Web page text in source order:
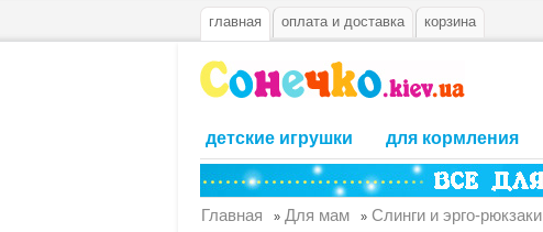
главная оплата и доставка корзина
детские игрушки для кормления
Главная » Для мам » Слинги и эрго-рюкзаки